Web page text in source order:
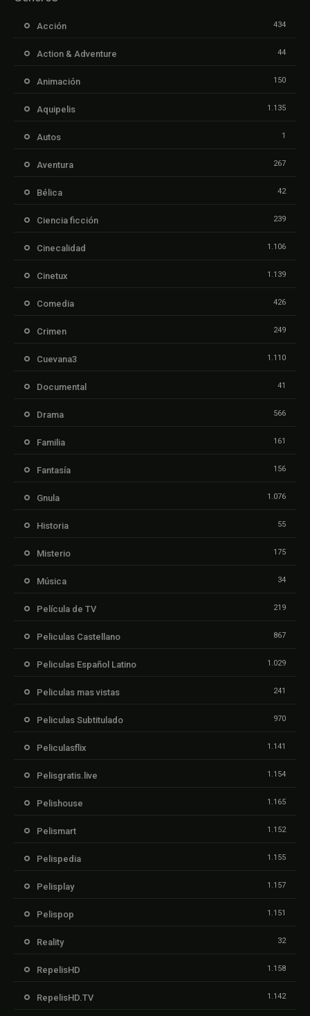
Acción 434
Action & Adventure 44
Animación 150
Aquipelis 1.135
Autos 1
Aventura 267
Bélica 42
Ciencia ficción 239
Cinecalidad 1.106
Cinetux 1.139
Comedia 426
Crimen 249
Cuevana3 1.110
Documental 41
Drama 566
Familia 161
Fantasía 156
Gnula 1.076
Historia 55
Misterio 175
Música 34
Película de TV 219
Peliculas Castellano 867
Peliculas Español Latino 1.029
Peliculas mas vistas 241
Peliculas Subtitulado 970
Peliculasflix 1.141
Pelisgratis.live 1.154
Pelishouse 1.165
Pelismart 1.152
Pelispedia 1.155
Pelisplay 1.157
Pelispop 1.151
Reality 32
RepelisHD 1.158
RepelisHD.TV 1.142